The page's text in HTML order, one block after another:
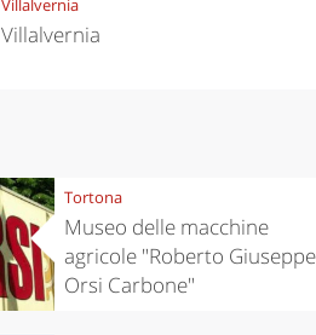
Villalvernia
Villalvernia
Tortona
Museo delle macchine
agricole "Roberto Giuseppe
Orsi Carbone"